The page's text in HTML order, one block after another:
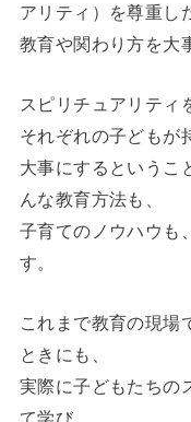
アリティ）を尊重し
教育や関わり方を大
スピリチュアリティ
それぞれの子どもが
大事にするというこ
んな教育方法も、
子育てのノウハウも
す。
これまで教育の現場
ときにも、
実際に子どもたちの